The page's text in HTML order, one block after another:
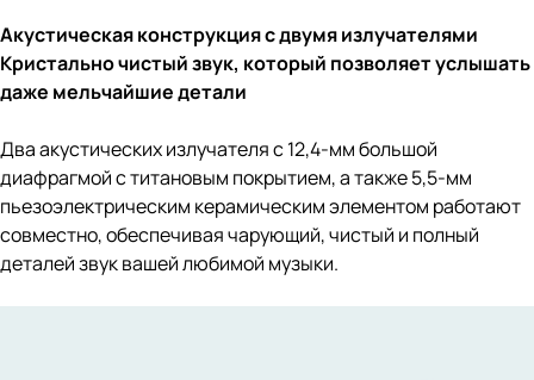
Акустическая конструкция с двумя излучателями
Кристально чистый звук, который позволяет услышать
даже мельчайшие детали
Два акустических излучателя с 12,4-мм большой
диафрагмой с титановым покрытием, а также 5,5-мм
пьезоэлектрическим керамическим элементом работают
совместно, обеспечивая чарующий, чистый и полный
деталей звук вашей любимой музыки.